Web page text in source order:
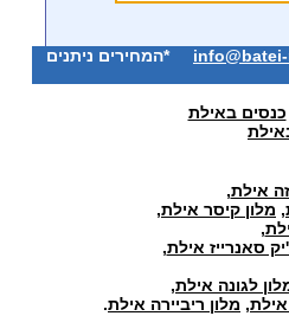
*המחירים ניתנים
כנסים באילת
אילת,
, מלון קיסר אילת,
,
סאנרייז אילת,
לגונה אילת,
אילת, מלון ריביירה אילת.